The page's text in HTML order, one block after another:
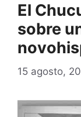
El
sobre
15 agosto,